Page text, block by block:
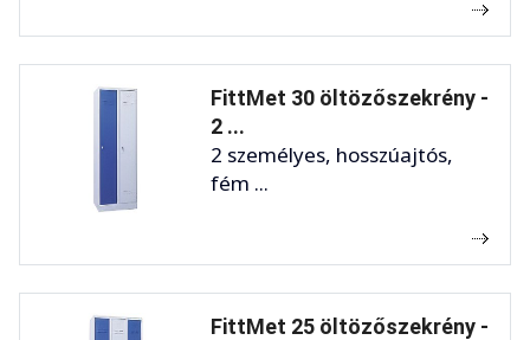
FittMet 30 öltözőszekrény -
2 ...
2 személyes, hosszúajtós,
fém ...
FittMet 25 öltözőszekrény -